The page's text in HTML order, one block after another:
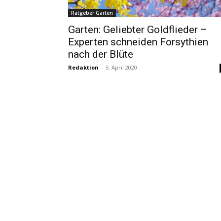
Ratgeber Garten
Garten: Geliebter Goldflieder –
Experten schneiden Forsythien
nach der Blüte
Redaktion - 5. April 2020